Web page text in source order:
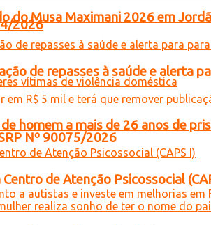
2026
Nº 90075/2026
do Musa Maximani 2026 em
de repasses à saúde e alerta
homem a mais de 26 anos de
de Atenção Psicossocial